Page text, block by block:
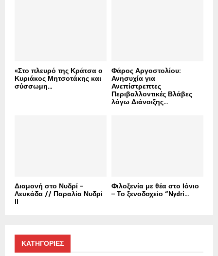
«Στο πλευρό της Κράτσα ο
Κυριάκος Μητσοτάκης και
σύσσωμη...
Φάρος Αργοστολίου:
Ανησυχία για
Ανεπίστρεπτες
Περιβαλλοντικές Βλάβες
λόγω Διάνοιξης...
Διαμονή στο Νυδρί –
Λευκάδα // Παραλία Νυδρί
II
Φιλοξενία με θέα στο Ιόνιο
– Το ξενοδοχείο “Nydri...
ΚΑΤΗΓΟΡΙΕΣ